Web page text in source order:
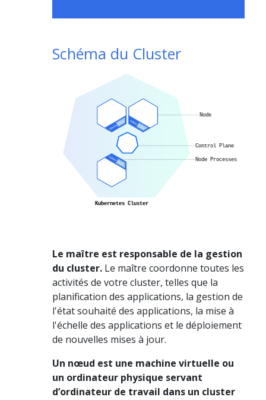
Schéma du Cluster
Le maître est responsable de la gestion
du cluster. Le maître coordonne toutes les
activités de votre cluster, telles que la
planification des applications, la gestion de
l'état souhaité des applications, la mise à
l'échelle des applications et le déploiement
de nouvelles mises à jour.
Un nœud est une machine virtuelle ou
un ordinateur physique servant
d’ordinateur de travail dans un cluster